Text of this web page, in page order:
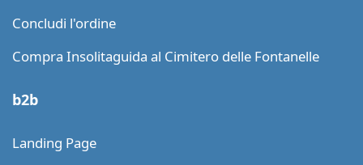
Concludi l'ordine
Compra Insolitaguida al Cimitero delle Fontanelle
b2b
Landing Page